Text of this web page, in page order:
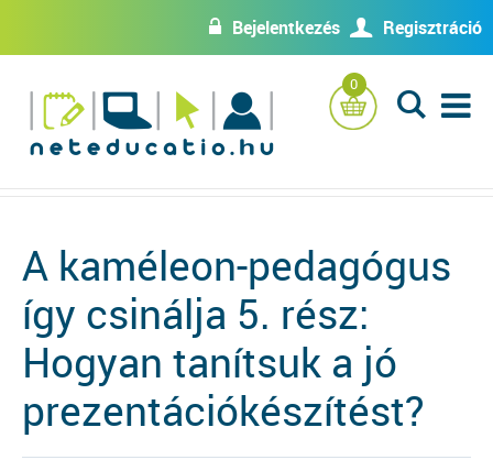
w Bejelentkezés U Regisztráció
0
L
A kaméleon-pedagógus
így csinálja 5. rész:
Hogyan tanítsuk a jó
prezentációkészítést?